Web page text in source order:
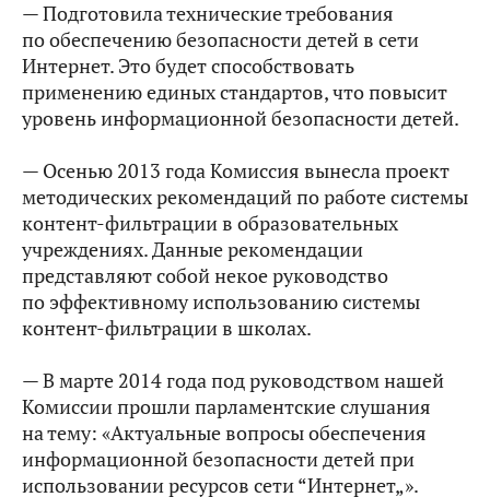
— Подготовила технические требования
по обеспечению безопасности детей в сети
Интернет. Это будет способствовать
применению единых стандартов, что повысит
уровень информационной безопасности детей.
— Осенью 2013 года Комиссия вынесла проект
методических рекомендаций по работе системы
контент-фильтрации в образовательных
учреждениях. Данные рекомендации
представляют собой некое руководство
по эффективному использованию системы
контент-фильтрации в школах.
— В марте 2014 года под руководством нашей
Комиссии прошли парламентские слушания
на тему: «Актуальные вопросы обеспечения
информационной безопасности детей при
использовании ресурсов сети “Интернет„».